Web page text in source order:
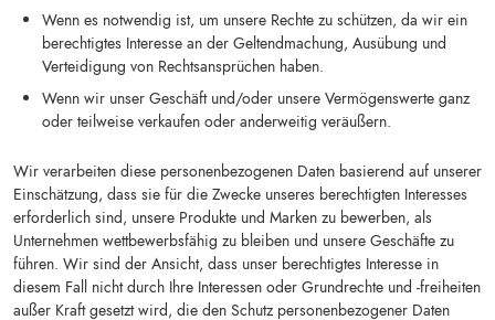
Wenn es notwendig ist, um unsere Rechte zu schützen, da wir ein
berechtigtes Interesse an der Geltendmachung, Ausübung und
Verteidigung von Rechtsansprüchen haben.
Wenn wir unser Geschäft und/oder unsere Vermögenswerte ganz
oder teilweise verkaufen oder anderweitig veräußern.
Wir verarbeiten diese personenbezogenen Daten basierend auf unserer
Einschätzung, dass sie für die Zwecke unseres berechtigten Interesses
erforderlich sind, unsere Produkte und Marken zu bewerben, als
Unternehmen wettbewerbsfähig zu bleiben und unsere Geschäfte zu
führen. Wir sind der Ansicht, dass unser berechtigtes Interesse in
diesem Fall nicht durch Ihre Interessen oder Grundrechte und -freiheiten
außer Kraft gesetzt wird, die den Schutz personenbezogener Daten